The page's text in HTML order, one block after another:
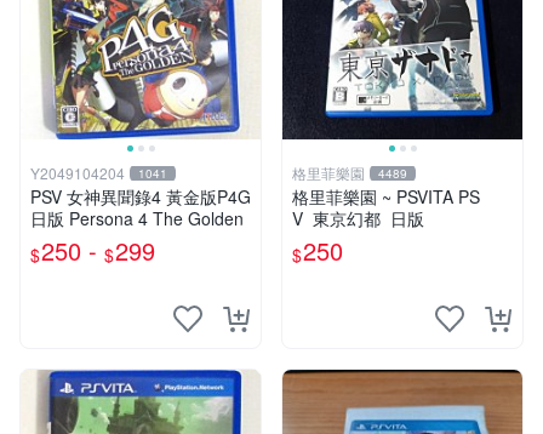
Y2049104204 1041
PSV 女神異聞錄4 黃金版P4G
日版 Persona 4 The Golden
$250 - $299
格里菲樂園 4489
格里菲樂園 ~ PSVITA PS
V 東京幻都 日版
$250